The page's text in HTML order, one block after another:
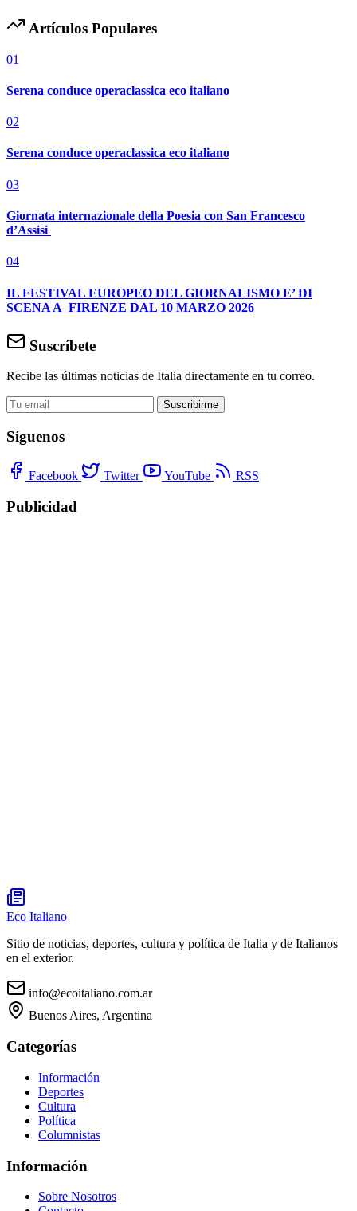
Artículos Populares
01
Serena conduce operaclassica eco italiano
02
Serena conduce operaclassica eco italiano
03
Giornata internazionale della Poesia con San Francesco
d’Assisi
04
IL FESTIVAL EUROPEO DEL GIORNALISMO E’ DI
SCENA A FIRENZE DAL 10 MARZO 2026
Suscríbete
Recibe las últimas noticias de Italia directamente en tu correo.
Suscribirme
Síguenos
Facebook Twitter YouTube RSS
Publicidad
Eco Italiano
Sitio de noticias, deportes, cultura y política de Italia y de Italianos
en el exterior.
info@ecoitaliano.com.ar
Buenos Aires, Argentina
Categorías
Información
Deportes
Cultura
Política
Columnistas
Información
Sobre Nosotros